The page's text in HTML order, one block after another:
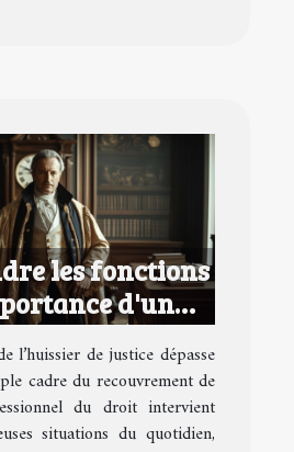
les fonctions
d'un
justice à Paris
l’huissier de justice dépasse
cadre du recouvrement de
du droit intervient
situations du quotidien,